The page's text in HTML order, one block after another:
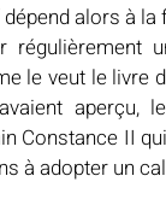
alors à
le veut le livre
aperçu,
Constance II
à adopter un